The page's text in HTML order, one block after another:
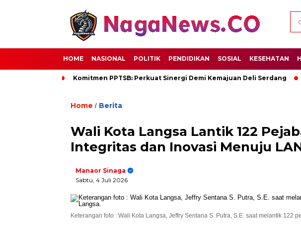
HOME NASIONAL POLITIK PENDIDIKAN SOSIAL KESEHATAN
Komitmen PPTSB: Perkuat Sinergi Demi Kemajuan Deli Serdang
Home / Berita
Wali Kota Langsa Lantik 122
Integritas dan Inovasi Menuju
Manaor Sinaga
Sabtu, 4 Juli 2026
Keterangan foto : Wali Kota Langsa, Jeffry Sentana S. Putra, S.E. saat melantik 122